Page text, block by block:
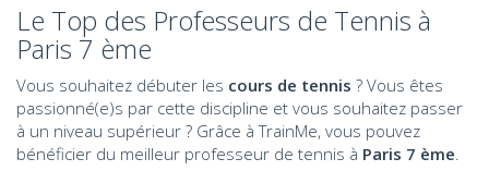
Le Top des Professeurs de Tennis à
Paris 7 ème
Vous souhaitez débuter les cours de tennis ? Vous êtes
passionné(e)s par cette discipline et vous souhaitez passer
à un niveau supérieur ? Grâce à TrainMe, vous pouvez
bénéficier du meilleur professeur de tennis à Paris 7 ème.